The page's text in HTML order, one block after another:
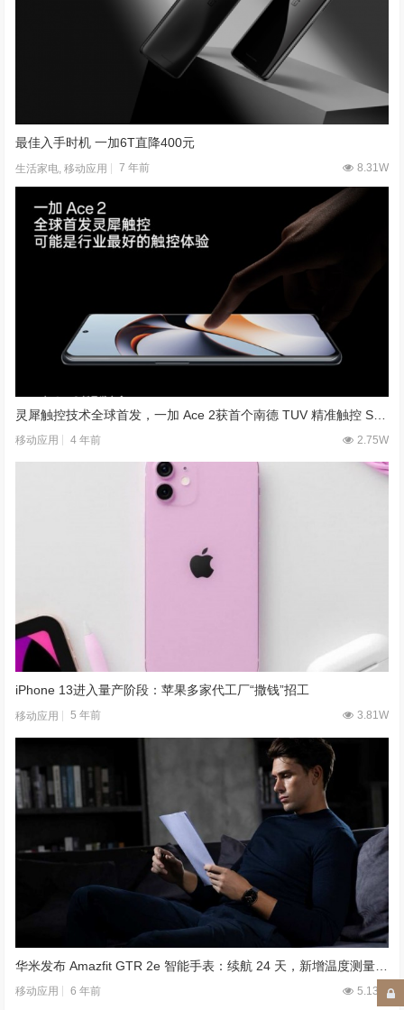
最佳入手时机 一加6T直降400元
生活家电,移动应用 7 年前 8.31W
移动应用 4 年前 2.75W
iPhone 13进入量产阶段：苹果多家代工厂“撒钱”招工
移动应用 5 年前 3.81W
移动应用 6 年前 5.13W